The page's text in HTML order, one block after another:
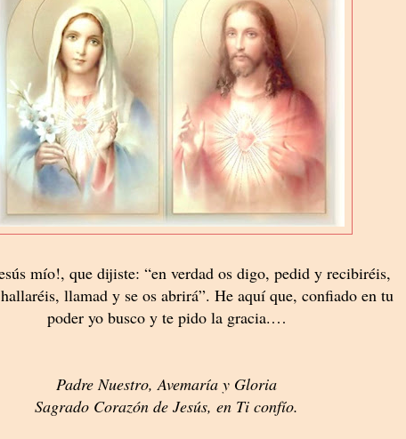
mío!, que dijiste: “en verdad os digo, pedid y recibiréis,
llamad y se os abrirá”. He aquí que, confiado en tu
poder yo busco y te pido la gracia.…
Padre Nuestro, Avemaría y Gloria
Sagrado Corazón de Jesús, en Ti confío.